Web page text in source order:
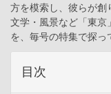
方を模索し、彼らが創
文学・風景など「東京
を、毎号の特集で探っ
目次